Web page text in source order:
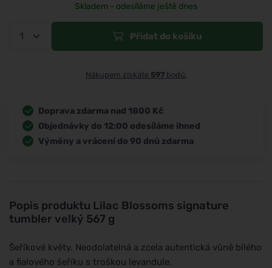
Popis produktu Lilac Blossoms signature
tumbler velký 567 g
Šeříkové květy. Neodolatelná a zcela autentická vůně bílého
a fialového šeříku s troškou levandule.
Skladem - odesíláme ještě dnes
Přidat do košíku
Nákupem získáte 597bodů.
Doprava zdarma nad 1800 Kč
Objednávky do 12:00 odesíláme ihned
Výměny a vrácení do 90 dnů zdarma